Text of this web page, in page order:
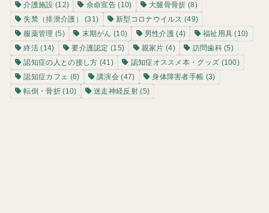
介護施設 (12) 余命宣告 (10) 大腿骨骨折 (8)
失禁（排泄介護）
(31) 新型コロナウイルス (49)
服薬管理 (5) 末期がん (10) 男性介護 (4) 福祉用具 (10)
終活 (14) 要介護認定 (15) 親家片 (4) 訪問歯科(5)
認知症の人との接し方 (41) 認知症オススメ本・グッズ (100)
認知症カフェ (6) 講演会 (47) 身体障害者手帳 (3)
転倒・骨折(10) 迷走神経反射(5)